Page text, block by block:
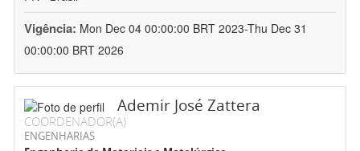
Vigência: Mon Dec 04 00:00:00 BRT 2023-Thu Dec 31
00:00:00 BRT 2026
Ademir José Zattera
COORDENADOR(A)
ENGENHARIAS